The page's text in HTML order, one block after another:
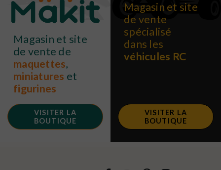
Magasin et site
de vente de
maquettes,
miniatures et
figurines
VISITER LA
BOUTIQUE
Magasin et site
de vente
spécialisé
dans les
véhicules RC
VISITER LA
BOUTIQUE